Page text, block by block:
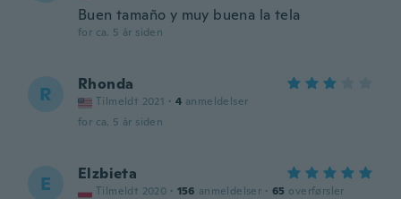
Buen tamaño y muy buena la tela
for ca. 5 år siden
R Rhonda
Tilmeldt 2021 · 4 anmeldelser
for ca. 5 år siden
E Elzbieta
Tilmeldt 2020 · 156 anmeldelser · 65 overførsler